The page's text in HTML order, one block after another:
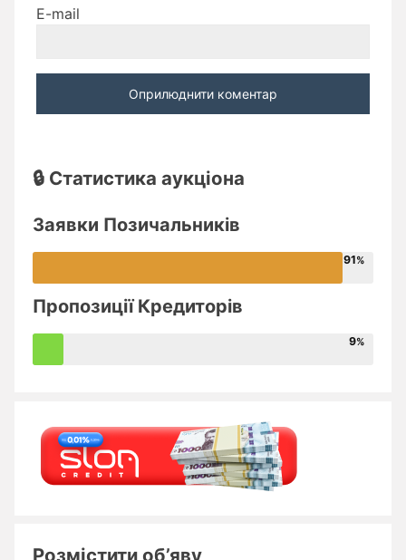
E-mail
🔒 Статистика аукціона
Заявки Позичальників
91
Пропозиції Кредиторів
9
Розмістити об’яву